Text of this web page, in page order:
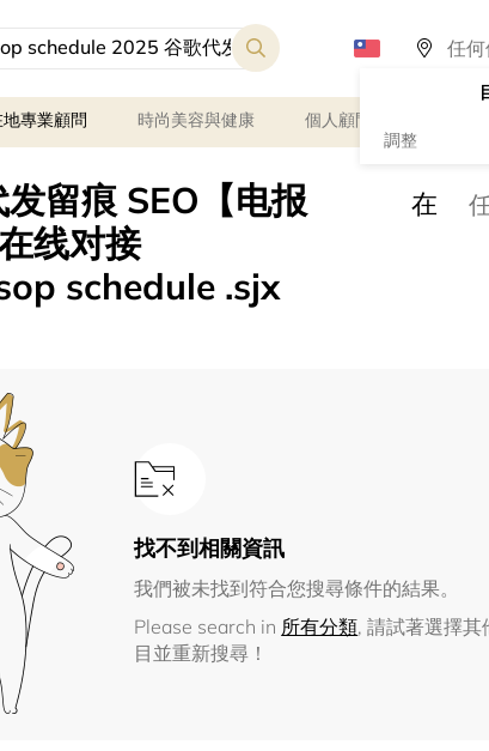
調整
專業顧問 時尚美容與健康 個人顧問
留痕 SEO【电报
线对接
schedule .sjx
在
找不到相關資訊
我們被未找到符合您搜尋條件的結果。
Please search in 所有分類, 請試著選擇其
目並重新搜尋！